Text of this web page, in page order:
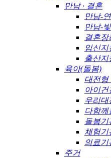
만남 · 결혼
만남-
만남-
결혼장
임신지
출산지
육아(돌봄)
대전형
아이건
우리대
다함
돌봄기
체험기
의료기
주거